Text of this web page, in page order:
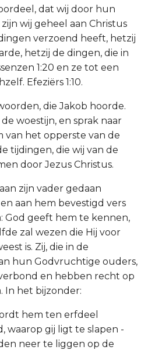
dat wij door hun
wij geheel aan Christus
verzoend heeft, hetzij
hetzij de dingen, die in
1:20 en ze tot een
Efeziërs 1:10.
die Jakob hoorde.
woestijn, en sprak naar
van het opperste van de
tijdingen, die wij van de
door Jezus Christus.
zijn vader gedaan
aan hem bevestigd vers
God geeft hem te kennen,
zal wezen die Hij voor
is. Zij, die in de
hun Godvruchtige ouders,
en hebben recht op
In het bijzonder:
hem ten erfdeel
waarop gij ligt te slapen -
neer te liggen op de